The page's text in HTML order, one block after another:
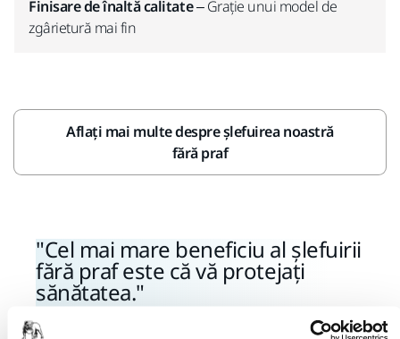
Finisare de înaltă calitate– Grație unui model de
zgârietură mai fin
Aflați mai multe despre șlefuirea noastră
fără praf
Cel mai mare beneficiu al șlefuirii
fără praf este că vă protejați
sănătatea.